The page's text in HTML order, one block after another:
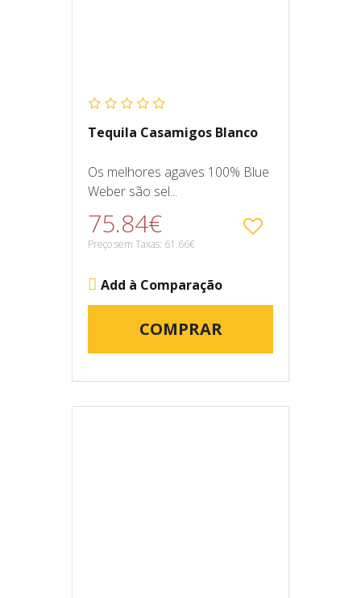
Tequila Casamigos Blanco
Os melhores agaves 100% Blue
Weber são sel...
75.84€
Preço sem Taxas: 61.66€
Add à Comparação
COMPRAR